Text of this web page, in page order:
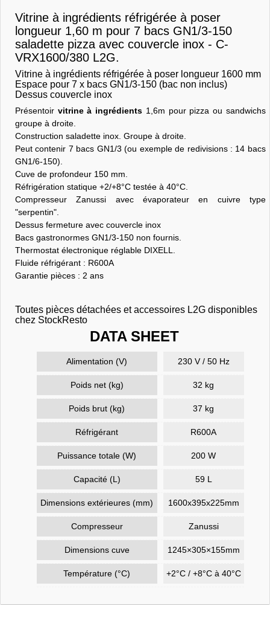
Vitrine à ingrédients réfrigérée à poser
longueur 1,60 m pour 7 bacs GN1/3-150
saladette pizza avec couvercle inox - C-
VRX1600/380 L2G.
Vitrine à ingrédients réfrigérée à poser longueur 1600 mm
Espace pour 7 x bacs GN1/3-150 (bac non inclus)
Dessus couvercle inox
Présentoir vitrine à ingrédients 1,6m pour pizza ou sandwichs
groupe à droite.
Construction saladette inox. Groupe à droite.
Peut contenir 7 bacs GN1/3 (ou exemple de redivisions : 14 bacs
GN1/6-150).
Cuve de profondeur 150 mm.
Réfrigération statique +2/+8°C testée à 40°C.
Compresseur Zanussi avec évaporateur en cuivre type
"serpentin".
Dessus fermeture avec couvercle inox
Bacs gastronormes GN1/3-150 non fournis.
Thermostat électronique réglable DIXELL.
Fluide réfrigérant : R600A
Garantie pièces : 2 ans
Toutes pièces détachées et accessoires L2G disponibles
chez StockResto
DATA SHEET
Alimentation (V) 230 V / 50 Hz
Poids net (kg) 32 kg
Poids brut (kg) 37 kg
Réfrigérant R600A
Puissance totale (W) 200 W
Capacité (L) 59 L
Dimensions extérieures (mm) 1600x395x225mm
Compresseur Zanussi
Dimensions cuve 1245×305×155mm
Température (°C) +2°C / +8°C à 40°C